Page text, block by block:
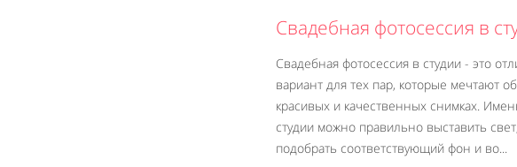
Свадебная фотосессия в
Свадебная фотосессия в студии - это
вариант для тех пар, которые мечтают об
красивых и качественных снимках.
студии можно правильно выставить свет,
подобрать соответствующий фон и во...